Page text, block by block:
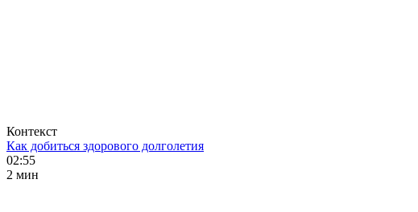
Контекст
Как добиться здорового долголетия
02:55
2 мин